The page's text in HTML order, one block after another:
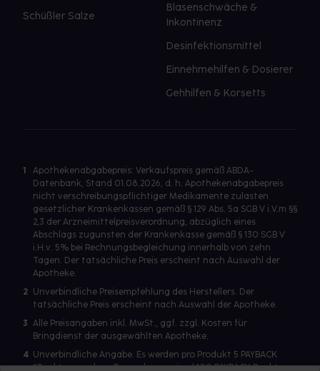
Schüßler Salze
Blasenschwäche &
Inkontinenz
Desinfektionsmittel
Einnehmehilfen & Dosierer
Gehhilfen & Korsetts
1
Apothekenabgabepreis: Verkaufspreis gemäß ABDA-
Datenbank, Stand 01.08.2026, d. h. Apothekenabgabepreis
nicht verschreibungspflichtiger Medikamente zulasten
gesetzlicher Krankenkassen gemäß § 129 Abs. 5a SGB V i.V.m §§
2,3 der Arzneimittelpreisverordnung, abzüglich eines
Abschlags zugunsten der Krankenkasse gemäß § 130 SGB V
i.H.v. 5% bei Rechnungsbegleichung innerhalb von zehn
Tagen. Der tatsächliche Preis erscheint nach Auswahl der
Apotheke.
2 Unverbindliche Preisempfehlung des Herstellers. Der
tatsächliche Preis erscheint nach Auswahl der Apotheke.
3 Alle Preisangaben inkl. MwSt., ggf. zzgl. Kosten für
Bringdienst der ausgewählten Apotheke.
4 Unverbindliche Angabe. Es werden pro Produkt 5 PAYBACK
°Punkte vergeben. Es werden maximal 100 PAYBACK Punkte